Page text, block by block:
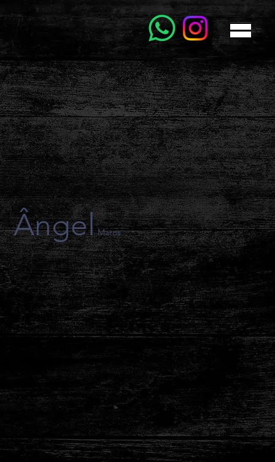
Ângel Matos
Ce précieux membre de notre équipe possède 10 ans
d'expérience dans le monde fascinant du tatouage. Artiste
exceptionnellement polyvalent et talentueux, il maîtrise une
grande variété de styles avec un souci du détail remarquable.
Passionné de tatouages traditionnels américains et de tatouages
fins, il accorde une grande importance à la satisfaction de ses
clients.